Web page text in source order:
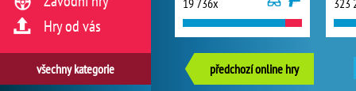
19 736x 323
předchozí online hry
Hry od vás
všechny kategorie